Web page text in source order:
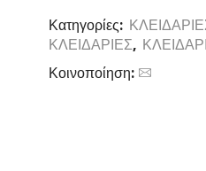
Κατηγορίες:
ΚΛΕΙΔΑΡΙΕΣ,
Κοινοποίηση: